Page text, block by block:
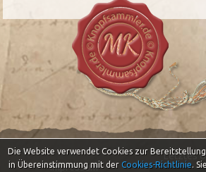
Impressum
Letztes
Die Website verwendet Cookies zur
in Übereinstimmung mit der Cookies-Richtlinie.